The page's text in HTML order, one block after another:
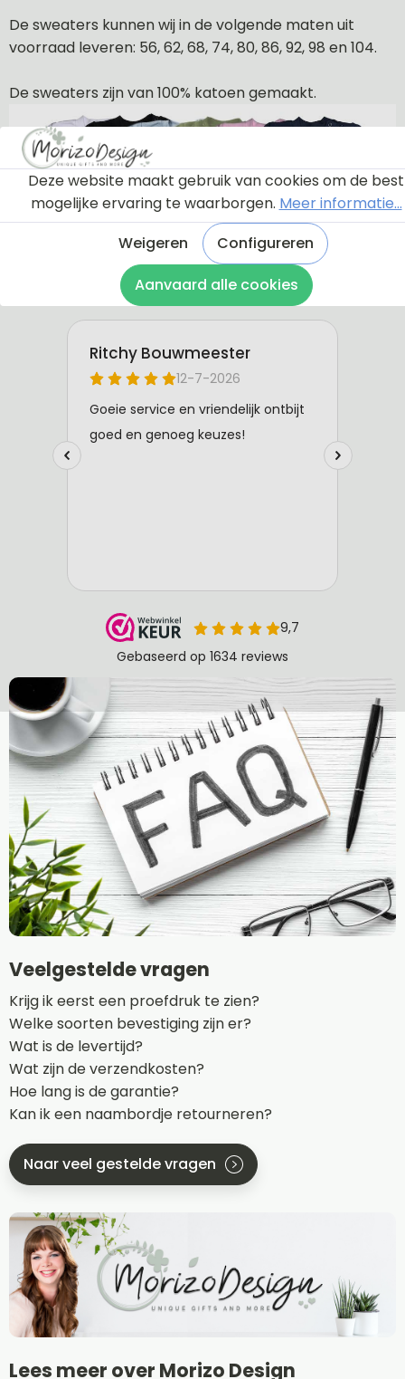
De sweaters kunnen wij in de volgende maten uit
voorraad leveren: 56, 62, 68, 74, 80, 86, 92, 98 en 104.
De sweaters zijn van 100% katoen gemaakt.
Veelgestelde vragen
Krijg ik eerst een proefdruk te zien?
Welke soorten bevestiging zijn er?
Wat is de levertijd?
Wat zijn de verzendkosten?
Hoe lang is de garantie?
Kan ik een naambordje retourneren?
Naar veel gestelde vragen
Lees meer over Morizo Design
Deze website maakt gebruik van cookies om de best
mogelijke ervaring te waarborgen. Meer informatie...
Weigeren
Configureren
Aanvaard alle cookies